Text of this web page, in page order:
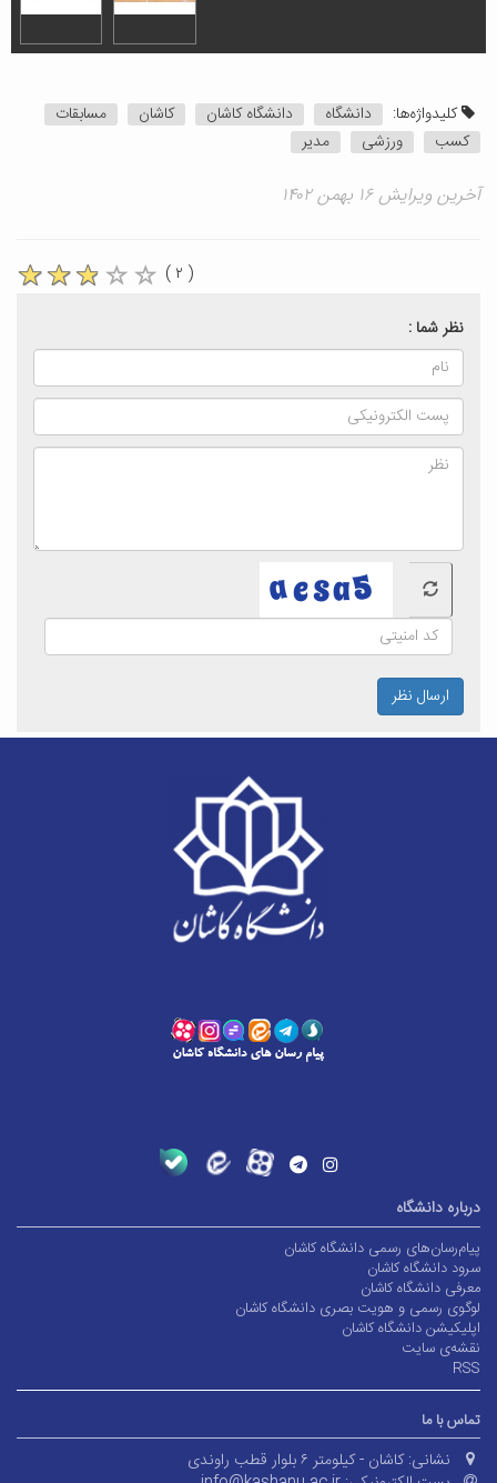
کلیدواژه‌ها: دانشگاه دانشگاه کاشان کاشان
مسابقات
کسب
ورزشی مدیر
آخرین ویرایش ۱۶ بهمن ۱۴۰۲
( ۲ )
نظر شما :
ارسال نظر
درباره دانشگاه
پیام‌رسان‌های رسمی دانشگاه کاشان
سرود دانشگاه کاشان
معرفی دانشگاه کاشان
لوگوی رسمی و هویت بصری دانشگاه کاشان
اپلیکیشن دانشگاه کاشان
نقشه‌ی سایت
RSS
تماس با ما
نشانی: کاشان - کیلومتر ۶ بلوار قطب راوندی